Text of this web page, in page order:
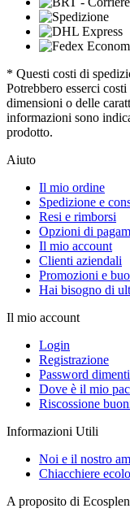
* Questi costi di
Potrebbero esserci
dimensioni o delle
informazioni sono
prodotto.
Aiuto
Il mio ordine
Spedizione e
Resi e rimborsi
Opzioni di
Il mio account
Clienti aziendali
Promozioni e
Hai bisogno di
Il mio account
Login
Registrazione
Password
Dove è il mio
Riscossione
Informazioni Utili
Noi e il nostro
Chiacchiere
A proposito di